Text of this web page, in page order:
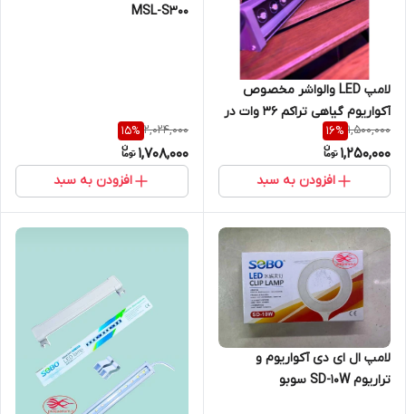
لامپ LED والواشر مخصوص
آکواریوم گیاهی تراکم 36 وات در
متر 50 سانت تا 2 متر
1,500,000
16%
1,250,000
افزودن به سبد
MSL-S300
2,024,000
15%
1,708,000
افزودن به سبد
لامپ ال ای دی آکواریوم و
تراریوم SD-10W سوبو